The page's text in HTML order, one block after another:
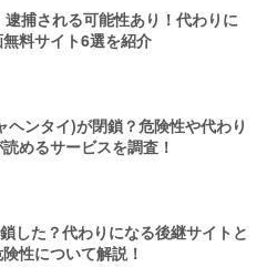
捕される可能性あり！代わりに
料サイト6選を紹介
ンタイ)が閉鎖？危険性や代わり
めるサービスを調査！
した？代わりになる後継サイトと
性について解説！